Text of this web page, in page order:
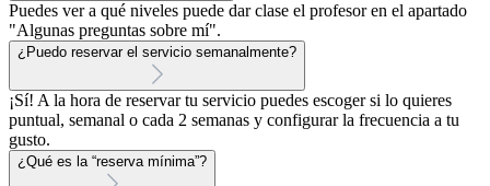
Puedes ver a qué niveles puede dar clase el profesor en el apartado
"Algunas preguntas sobre mí".
¿Puedo reservar el servicio semanalmente?
¡Sí! A la hora de reservar tu servicio puedes escoger si lo quieres
puntual, semanal o cada 2 semanas y configurar la frecuencia a tu
gusto.
¿Qué es la “reserva mínima”?